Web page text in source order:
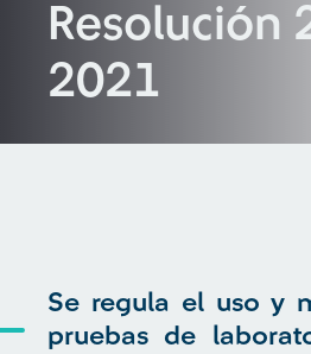
Resolución
2021
Se regula el uso y
pruebas de